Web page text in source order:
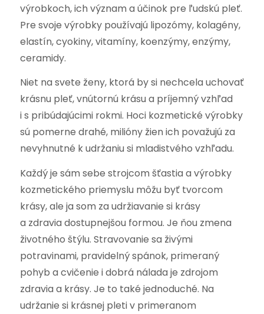
výrobkoch, ich význam a účinok pre ľudskú pleť.
Pre svoje výrobky používajú lipozómy, kolagény,
elastín, cyokiny, vitamíny, koenzýmy, enzýmy,
ceramidy.
Niet na svete ženy, ktorá by si nechcela uchovať
krásnu pleť, vnútornú krásu a príjemný vzhľad
i s pribúdajúcimi rokmi. Hoci kozmetické výrobky
sú pomerne drahé, milióny žien ich považujú za
nevyhnutné k udržaniu si mladistvého vzhľadu.
Každý je sám sebe strojcom šťastia a výrobky
kozmetického priemyslu môžu byť tvorcom
krásy, ale ja som za udržiavanie si krásy
a zdravia dostupnejšou formou. Je ňou zmena
životného štýlu. Stravovanie sa živými
potravinami, pravidelný spánok, primeraný
pohyb a cvičenie i dobrá nálada je zdrojom
zdravia a krásy. Je to také jednoduché. Na
udržanie si krásnej pleti v primeranom